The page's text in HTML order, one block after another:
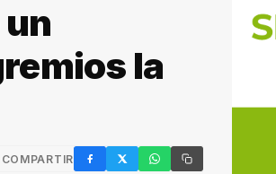
la
COMPARTIR
FacebookX / TwitterWhatsAppCopiar enlace